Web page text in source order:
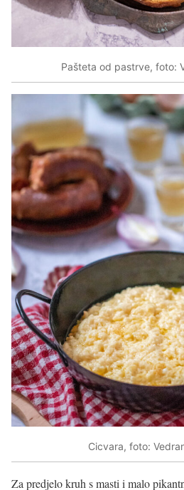
Pašteta od pastrve, foto:
Cicvara, foto:
Za predjelo kruh s masti i malo